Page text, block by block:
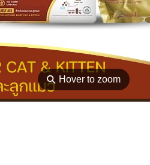
⚲ Hover to zoom